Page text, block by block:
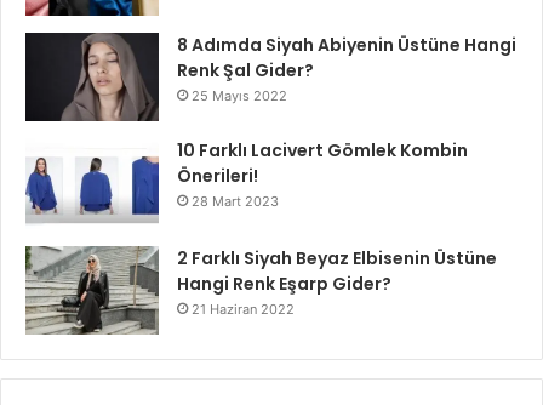
8 Adımda Siyah Abiyenin Üstüne Hangi
Renk Şal Gider?
25 Mayıs 2022
10 Farklı Lacivert Gömlek Kombin
Önerileri!
28 Mart 2023
2 Farklı Siyah Beyaz Elbisenin Üstüne
Hangi Renk Eşarp Gider?
21 Haziran 2022